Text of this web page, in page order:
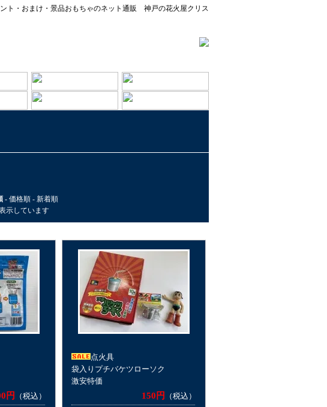
ト・おまけ・景品おもちゃのネット通販 神戸の花火屋クリス
- 価格順 - 新着順
示しています
円
（税込）
点火具
袋入りプチバケツローソク
激安特価
150円
（税込）